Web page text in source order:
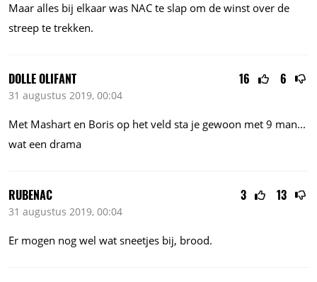
Maar alles bij elkaar was NAC te slap om de winst over de
streep te trekken.
16 6
DOLLE OLIFANT
31 augustus 2019, 00:04
Met Mashart en Boris op het veld sta je gewoon met 9 man...
wat een drama
3 13
RUBENAC
31 augustus 2019, 00:04
Er mogen nog wel wat sneetjes bij, brood.